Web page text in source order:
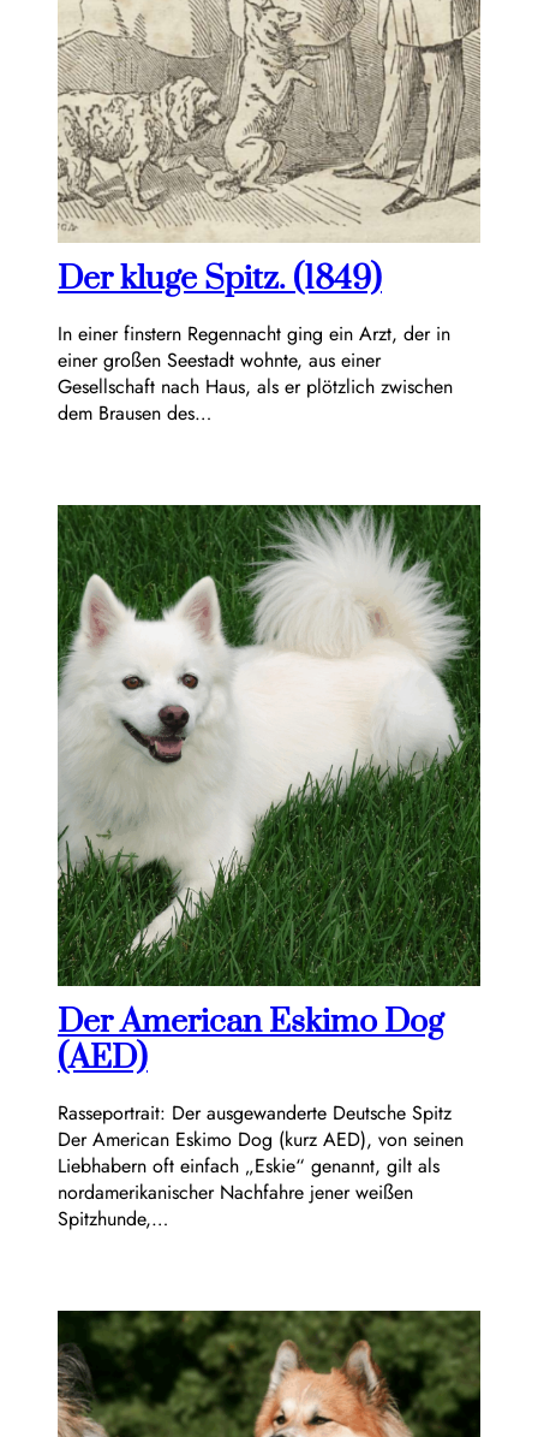
Der kluge Spitz. (1849)
In einer finstern Regennacht ging ein Arzt, der in
einer großen Seestadt wohnte, aus einer
Gesellschaft nach Haus, als er plötzlich zwischen
dem Brausen des…
Der American Eskimo Dog
(AED)
Rasseportrait: Der ausgewanderte Deutsche Spitz
Der American Eskimo Dog (kurz AED), von seinen
Liebhabern oft einfach „Eskie“ genannt, gilt als
nordamerikanischer Nachfahre jener weißen
Spitzhunde,…